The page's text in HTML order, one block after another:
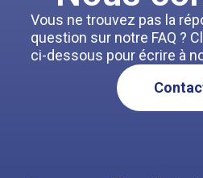
Vous ne trouvez pas la
question sur notre FAQ ?
ci-dessous pour écrire à